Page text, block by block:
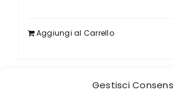
Gestisci
Aggiungi al Carrello